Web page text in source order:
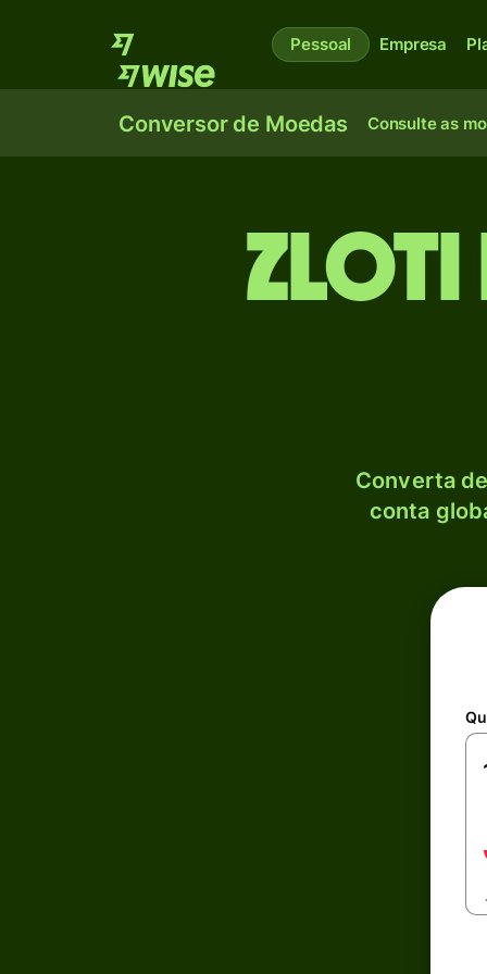
Pessoal Empresa
Conversor de Moedas Consulte as
Zloti
Converta
conta